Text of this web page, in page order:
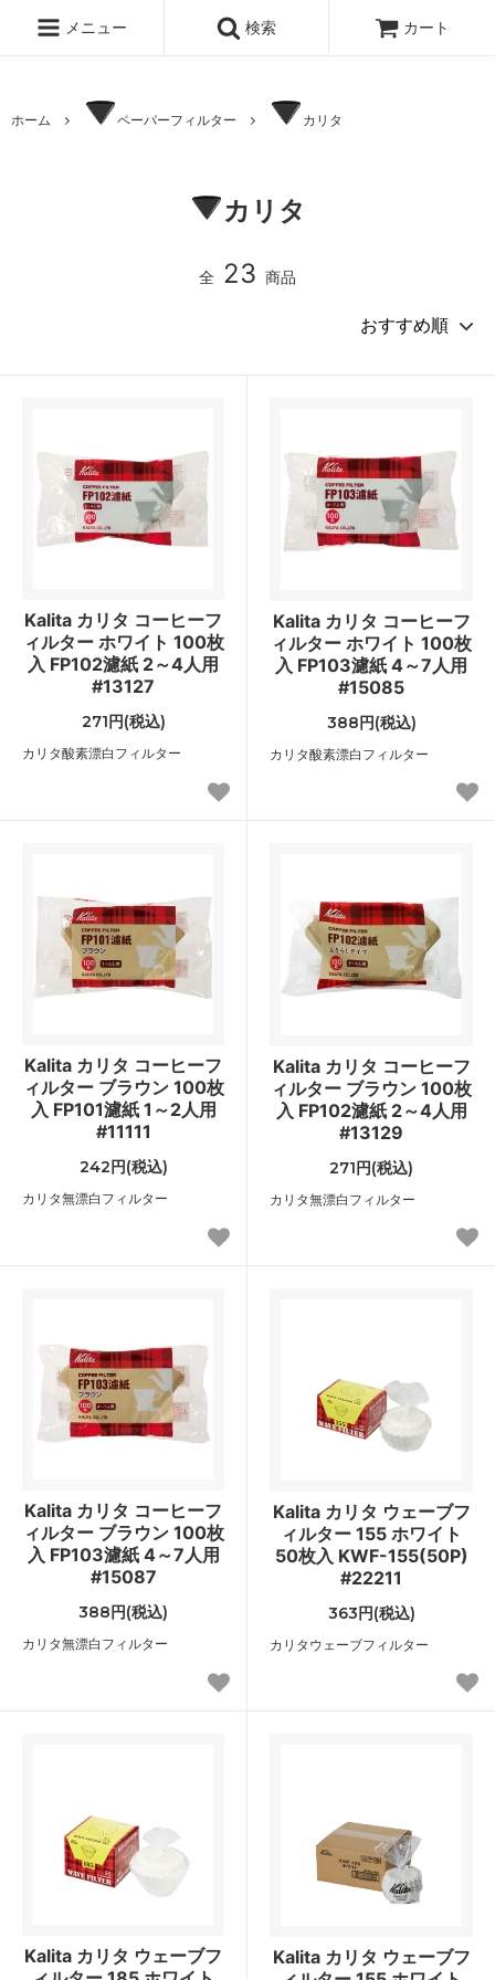
メニュー 検索 カート
ホーム ペーパーフィルター カリタ
カリタ
全 23 商品
Kalita カリタ コーヒーフ
ィルター ホワイト 100枚
入 FP102濾紙 2～4人用
#13127
271円(税込)
カリタ酸素漂白フィルター
Kalita カリタ コーヒーフ
ィルター ホワイト 100枚
入 FP103濾紙 4～7人用
#15085
388円(税込)
カリタ酸素漂白フィルター
Kalita カリタ コーヒーフ
ィルター ブラウン 100枚
入 FP101濾紙 1～2人用
#11111
242円(税込)
カリタ無漂白フィルター
Kalita カリタ コーヒーフ
ィルター ブラウン 100枚
入 FP102濾紙 2～4人用
#13129
271円(税込)
カリタ無漂白フィルター
Kalita カリタ コーヒーフ
ィルター ブラウン 100枚
入 FP103濾紙 4～7人用
#15087
388円(税込)
カリタ無漂白フィルター
Kalita カリタ ウェーブフ
ィルター 155 ホワイト
50枚入 KWF-155(50P)
#22211
363円(税込)
カリタウェーブフィルター
Kalita カリタ ウェーブフ
Kalita カリタ ウェーブフ